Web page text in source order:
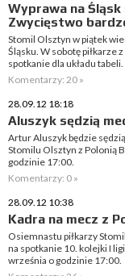
Wyprawa na
Zwycięstwo
Stomil Olsztyn w piątek
Śląsku. W sobotę piłkarze
spotkanie dla układu tabeli.
Komentarzy: 20 »
28.09.12 18:18
Aluszyk sędzią
Artur Aluszyk będzie
Stomilu Olsztyn z Polonią
godzinie 17:00.
Komentarzy: 0 »
28.09.12 10:38
Kadra na mecz z
Osiemnastu piłkarzy
na spotkanie 10. kolejki I
września o godzinie 17:00.